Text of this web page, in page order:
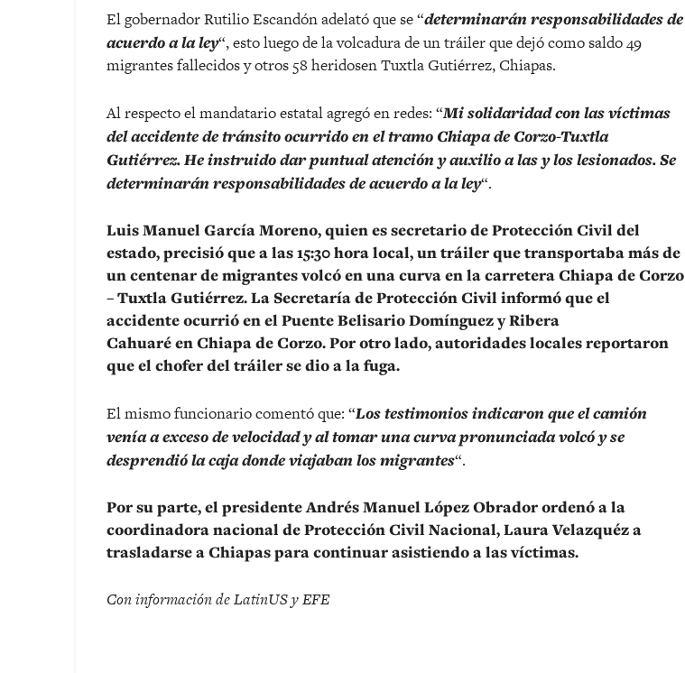
El gobernador Rutilio Escandón adelató que se “determinarán responsabilidades de
acuerdo a la ley“, esto luego de la volcadura de un tráiler que dejó como saldo 49
migrantes fallecidos y otros 58 heridosen Tuxtla Gutiérrez, Chiapas.
Al respecto el mandatario estatal agregó en redes: “Mi solidaridad con las víctimas
del accidente de tránsito ocurrido en el tramo Chiapa de Corzo-Tuxtla
Gutiérrez. He instruido dar puntual atención y auxilio a las y los lesionados. Se
determinarán responsabilidades de acuerdo a la ley“.
Luis Manuel García Moreno, quien es secretario de Protección Civil del
estado, precisió que a las 15:30 hora local, un tráiler que transportaba más de
un centenar de migrantes volcó en una curva en la carretera Chiapa de Corzo
– Tuxtla Gutiérrez. La Secretaría de Protección Civil informó que el
accidente ocurrió en el Puente Belisario Domínguez y Ribera
Cahuaré en Chiapa de Corzo. Por otro lado, autoridades locales reportaron
que el chofer del tráiler se dio a la fuga.
El mismo funcionario comentó que: “Los testimonios indicaron que el camión
venía a exceso de velocidad y al tomar una curva pronunciada volcó y se
desprendió la caja donde viajaban los migrantes“.
Por su parte, el presidente Andrés Manuel López Obrador ordenó a la
coordinadora nacional de Protección Civil Nacional, Laura Velazquéz a
trasladarse a Chiapas para continuar asistiendo a las víctimas.
Con información de LatinUS y EFE